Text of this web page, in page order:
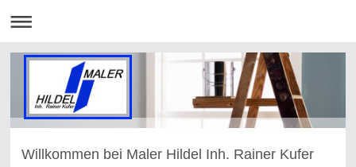
Willkommen bei Maler Hildel Inh. Rainer Kufer